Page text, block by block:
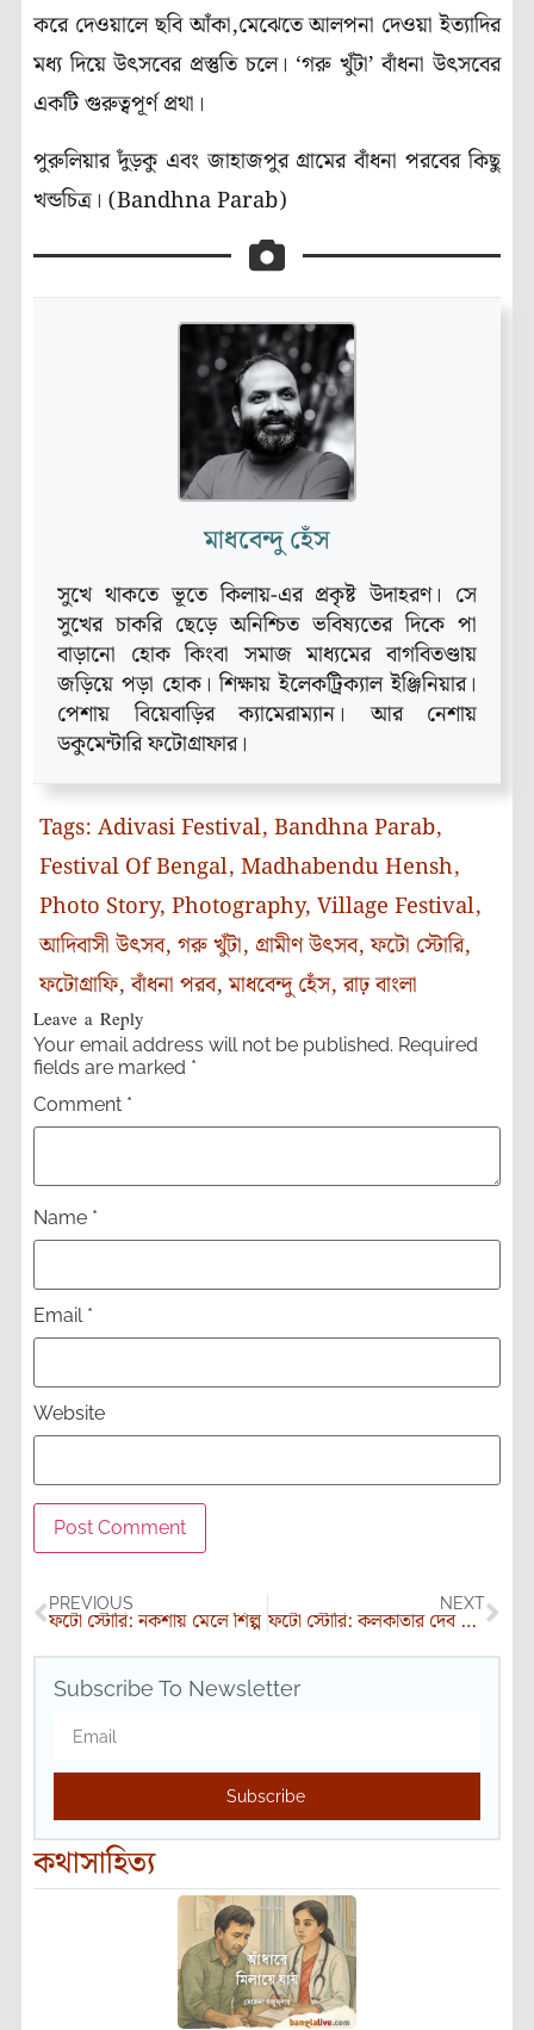
করে দেওয়ালে ছবি আঁকা,মেঝেতে আলপনা দেওয়া ইত্যাদির
মধ্য দিয়ে উৎসবের প্রস্তুতি চলে। ‘গরু খুঁটা’ বাঁধনা উৎসবের
একটি গুরুত্বপূর্ণ প্রথা।
পুরুলিয়ার দুঁড়কু এবং জাহাজপুর গ্রামের বাঁধনা পরবের কিছু
খন্ডচিত্র। (Bandhna Parab)
মাধবেন্দু হেঁস
সুখে থাকতে ভূতে কিলায়-এর প্রকৃষ্ট উদাহরণ। সে
সুখের চাকরি ছেড়ে অনিশ্চিত ভবিষ্যতের দিকে পা
বাড়ানো হোক কিংবা সমাজ মাধ্যমের বাগবিতণ্ডায়
জড়িয়ে পড়া হোক। শিক্ষায় ইলেকট্রিক্যাল ইঞ্জিনিয়ার।
পেশায় বিয়েবাড়ির ক্যামেরাম্যান। আর নেশায়
ডকুমেন্টারি ফটোগ্রাফার।
Tags: Adivasi Festival, Bandhna Parab,
Festival Of Bengal, Madhabendu Hensh,
Photo Story, Photography, Village Festival,
আদিবাসী উৎসব, গরু খুঁটা, গ্রামীণ উৎসব,ফটো স্টোরি,
ফটোগ্রাফি,বাঁধনা পরব,মাধবেন্দু হেঁস,রাঢ় বাংলা
Leave a Reply
Your email address will not be published. Required
fields are marked *
Comment *
Name *
Email *
Website
PREVIOUS
ফটো স্টোরি: নকশায় মেলে শিল্প
NEXT
ফটো স্টোরি: কলকাতার দেব দীপাবলি
Subscribe To Newsletter
Subscribe
কথাসাহিত্য